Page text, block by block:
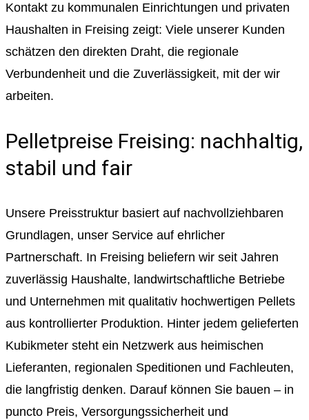
Kontakt zu kommunalen Einrichtungen und privaten
Haushalten in Freising zeigt: Viele unserer Kunden
schätzen den direkten Draht, die regionale
Verbundenheit und die Zuverlässigkeit, mit der wir
arbeiten.
Pelletpreise Freising: nachhaltig,
stabil und fair
Unsere Preisstruktur basiert auf nachvollziehbaren
Grundlagen, unser Service auf ehrlicher
Partnerschaft. In Freising beliefern wir seit Jahren
zuverlässig Haushalte, landwirtschaftliche Betriebe
und Unternehmen mit qualitativ hochwertigen Pellets
aus kontrollierter Produktion. Hinter jedem gelieferten
Kubikmeter steht ein Netzwerk aus heimischen
Lieferanten, regionalen Speditionen und Fachleuten,
die langfristig denken. Darauf können Sie bauen – in
puncto Preis, Versorgungssicherheit und